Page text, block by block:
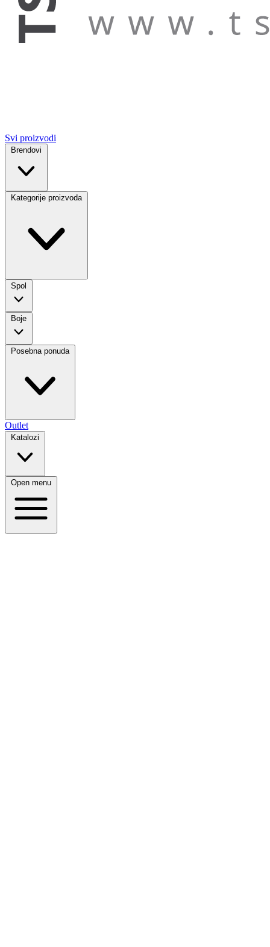
Svi proizvodi
Brendovi
Kategorije proizvoda
Spol
Boje
Posebna ponuda
Outlet
Katalozi
Open menu